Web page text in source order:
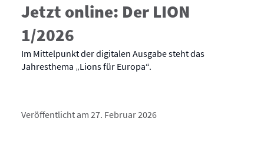
Jetzt online: Der LION
1/2026
Im Mittelpunkt der digitalen Ausgabe steht das
Jahresthema „Lions für Europa“.
Veröffentlicht am 27. Februar 2026